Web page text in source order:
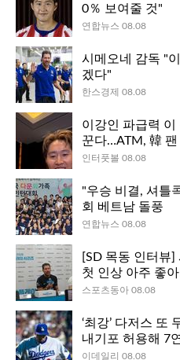
0％ 보여줄 것"
연합뉴스 08.08
시메오네 감독 "
겠다"
한스경제 08.08
이강인 파급력
꾼다…ATM, 韓
지 팬들은 “처음
인터풋볼 08.08
"우승 비결, 셔틀
회 베트남 돌풍
연합뉴스 08.08
[SD 목동 인터뷰]
첫 인상 아주 좋
지, AT 마드리드
스포츠동아 08.08
‘최강’ 다저스 또
내기포 허용해 7
이데일리 08.08